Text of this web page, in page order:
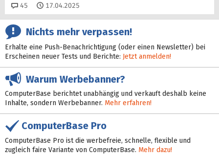
45 Kommentare
17.04.2025
Nichts mehr verpassen!
Erhalte eine Push-Benachrichtigung (oder einen Newsletter) bei
Erscheinen neuer Tests und Berichte: Jetzt anmelden!
Warum Werbebanner?
ComputerBase berichtet unabhängig und verkauft deshalb keine
Inhalte, sondern Werbebanner. Mehr erfahren!
ComputerBase Pro
ComputerBase Pro ist die werbefreie, schnelle, flexible und
zugleich faire Variante von ComputerBase. Mehr dazu!